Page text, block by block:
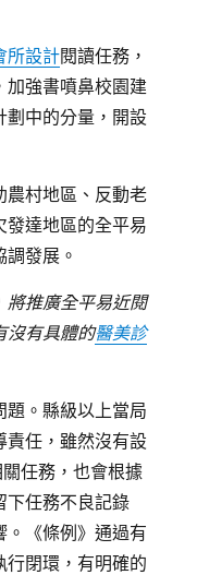
所設計閱讀任務，
加強書噴鼻校園建
劃中的分量，開設
農村地區、反動老
發達地區的全平易
發展。
將推廣全平易近閱
沒有具體的醫美診
題。縣級以上當局
責任，雖然沒有設
任務，也會根據
下任務不良記錄
。《條例》通過有
行閉環，有明確的